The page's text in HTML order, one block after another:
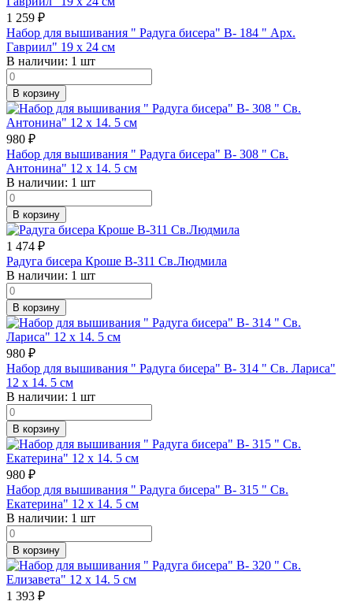
1 259 ₽
Набор для вышивания " Радуга бисера" В- 184 " Арх.
Гавриил" 19 х 24 см
В наличии: 1 шт
В корзину
980 ₽
Набор для вышивания " Радуга бисера" В- 308 " Св.
Антонина" 12 х 14. 5 см
В наличии: 1 шт
В корзину
1 474 ₽
Радуга бисера Кроше В-311 Св.Людмила
В наличии: 1 шт
В корзину
980 ₽
Набор для вышивания " Радуга бисера" В- 314 " Св. Лариса"
12 х 14. 5 см
В наличии: 1 шт
В корзину
980 ₽
Набор для вышивания " Радуга бисера" В- 315 " Св.
Екатерина" 12 х 14. 5 см
В наличии: 1 шт
В корзину
1 393 ₽